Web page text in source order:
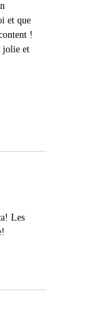
et que
!
jolie et
Les